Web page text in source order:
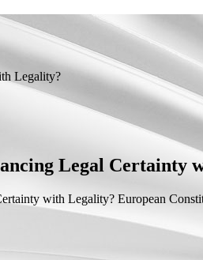
Legality?
Legal Certainty
with Legality? European